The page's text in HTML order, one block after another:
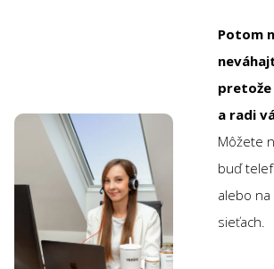
Potom
pretože
a radi
Môžete
buď
alebo na
sieťach.